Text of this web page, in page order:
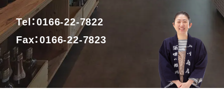
Tel：0166-22-7822
Fax：0166-22-7823